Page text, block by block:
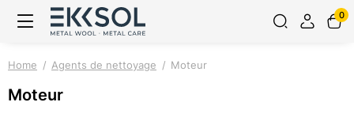
0
Home Agents de nettoyage Moteur
Moteur